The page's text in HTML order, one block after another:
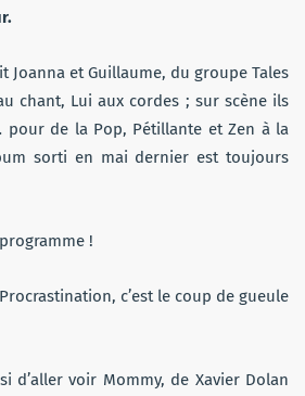
Joanna et Guillaume, du groupe Tales
chant, Lui aux cordes ; sur scène ils
de la Pop, Pétillante et Zen à la
sorti en mai dernier est toujours
!
c’est le coup de gueule
d’aller voir Mommy, de Xavier Dolan